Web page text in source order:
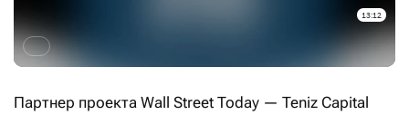
Партнер проекта Wall Street Today — Teniz Capital